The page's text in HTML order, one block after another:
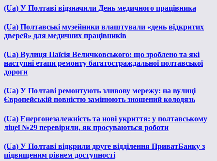
(Ua) У Полтаві відзначили День медичного працівника
(Ua) Полтавські музейники влаштували «день відкритих
дверей» для медичних працівників
(Ua) Вулиця Паїсія Величковського: що зроблено та які
наступні етапи ремонту багатостраждальної полтавської
дороги
(Ua) У Полтаві ремонтують зливову мережу: на вулиці
Європейській повністю замінюють зношений колодязь
(Ua) Енергонезалежність та нові укриття: у полтавському
ліцеї №29 перевірили, як просуваються роботи
(Ua) У Полтаві відкрили друге відділення ПриватБанку з
підвищеним рівнем доступності